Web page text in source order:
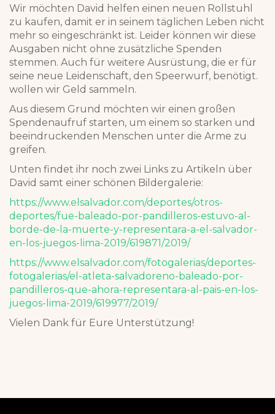
Wir möchten David helfen einen neuen Rollstuhl
zu kaufen, damit er in seinem täglichen Leben nicht
mehr so eingeschränkt ist. Leider können wir diese
Ausgaben nicht ohne zusätzliche Spenden
stemmen. Auch für weitere Ausrüstung, die er für
seine neue Leidenschaft, den Speerwurf, benötigt.
wollen wir Geld sammeln.
Aus diesem Grund möchten wir einen großen
Spendenaufruf starten, um einem so starken und
beeindruckenden Menschen unter die Arme zu
greifen.
Unten findet ihr noch zwei Links zu Artikeln über
David samt einer schönen Bildergalerie:
https://www.elsalvador.com/deportes/otros-
deportes/fue-baleado-por-pandilleros-estuvo-al-
borde-de-la-muerte-y-representara-a-el-salvador-
en-los-juegos-lima-2019/619871/2019/
https://www.elsalvador.com/fotogalerias/deportes-
fotogalerias/el-atleta-salvadoreno-baleado-por-
pandilleros-que-ahora-representara-al-pais-en-los-
juegos-lima-2019/619977/2019/
Vielen Dank für Eure Unterstützung!